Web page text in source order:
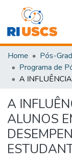
Communities &
Navigate
Statistics
Home
A
ALUNOS